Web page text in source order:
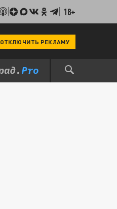
18+
ОТКЛЮЧИТЬ РЕКЛАМУ